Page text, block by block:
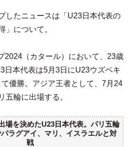
したニュースは「U23日本代表の
」について。
（カタール）において、23歳
日本代表は5月3日にU23ウズベキ
優勝。アジア王者として、7月24
五輪に出場する。
場を決めたU23日本代表。パリ五輪
ラグアイ、マリ、イスラエルと対
戦